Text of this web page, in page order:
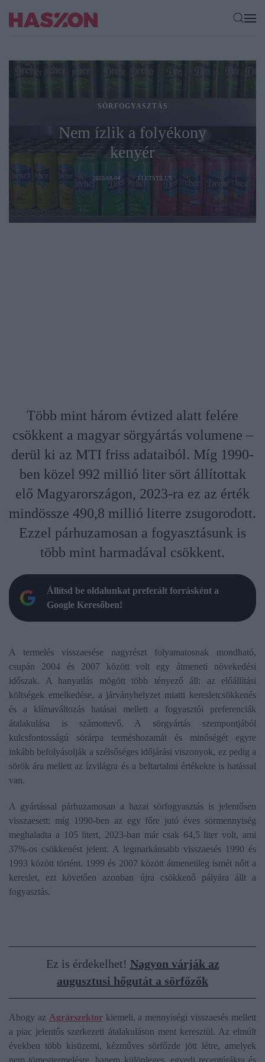
SÖRFOGYASZTÁS
Nem ízlik a folyékony
kenyér
2025-08-04 ÉLETSTÍLUS
Több mint három évtized alatt felére
csökkent a magyar sörgyártás volumene –
derül ki az MTI friss adataiból. Míg 1990-
ben közel 992 millió liter sört állítottak
elő Magyarországon, 2023-ra ez az érték
mindössze 490,8 millió literre zsugorodott.
Ezzel párhuzamosan a fogyasztásunk is
több mint harmadával csökkent.
Állítsd be oldalunkat preferált forrásként a
Google Keresőben!
A termelés visszaesése nagyrészt folyamatosnak mondható,
csupán 2004 és 2007 között volt egy átmeneti növekedési
időszak. A hanyatlás mögött több tényező áll: az előállítási
költségek emelkedése, a járványhelyzet miatti keresletcsökkenés
és a klímaváltozás hatásai mellett a fogyasztói preferenciák
átalakulása is számottevő. A sörgyártás szempontjából
kulcsfontosságú sörárpa terméshozamát és minőségét egyre
inkább befolyásolják a szélsőséges időjárási viszonyok, ez pedig a
sörök ára mellett az ízvilágra és a beltartalmi értékekre is hatással
van.
A gyártással párhuzamosan a hazai sörfogyasztás is jelentősen
visszaesett: míg 1990-ben az egy főre jutó éves sörmennyiség
meghaladta a 105 litert, 2023-ban már csak 64,5 liter volt, ami
37%-os csökkenést jelent. A legmarkánsabb visszaesés 1990 és
1993 között történt. 1999 és 2007 között átmenetileg ismét nőtt a
kereslet, ezt követően azonban újra csökkenő pályára állt a
fogyasztás.
Ez is érdekelhet! Nagyon várják az
augusztusi hőgutát a sörfőzők
Ahogy az Agrárszektorkiemeli, a mennyiségi visszaesés mellett
a piac jelentős szerkezeti átalakuláson ment keresztül. Az elmúlt
években több kisüzemi, kézműves sörfőzde jött létre, amelyek